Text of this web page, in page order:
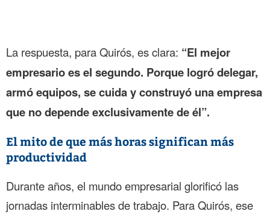
La respuesta, para Quirós, es clara: “El mejor
empresario es el segundo. Porque logró delegar,
armó equipos, se cuida y construyó una empresa
que no depende exclusivamente de él”.
El mito de que más horas significan más
productividad
Durante años, el mundo empresarial glorificó las
jornadas interminables de trabajo. Para Quirós, ese